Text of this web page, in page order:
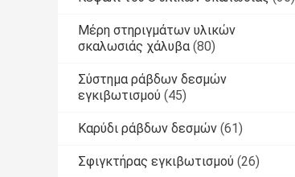
Μέρη στηριγμάτων υλικών
σκαλωσιάς χάλυβα (80)
Σύστημα ράβδων δεσμών
εγκιβωτισμού (45)
Καρύδι ράβδων δεσμών (61)
Σφιγκτήρας εγκιβωτισμού (26)